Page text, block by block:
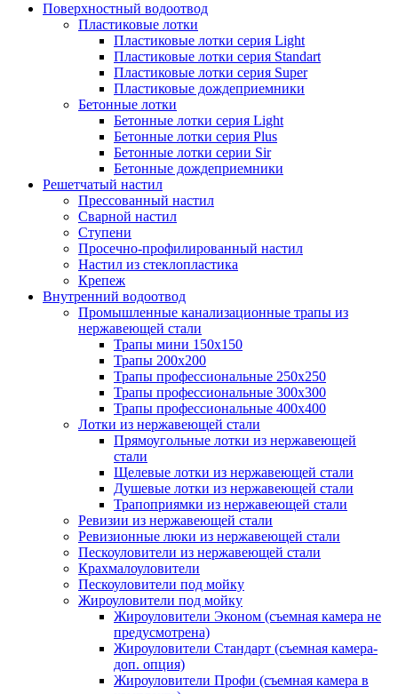
Поверхностный водоотвод
Пластиковые лотки
Пластиковые лотки серия Light
Пластиковые лотки серия Standart
Пластиковые лотки серия Super
Пластиковые дождеприемники
Бетонные лотки
Бетонные лотки серия Light
Бетонные лотки серия Plus
Бетонные лотки серии Sir
Бетонные дождеприемники
Решетчатый настил
Прессованный настил
Сварной настил
Ступени
Просечно-профилированный настил
Настил из стеклопластика
Крепеж
Внутренний водоотвод
Промышленные канализационные трапы из
нержавеющей стали
Трапы мини 150х150
Трапы 200х200
Трапы профессиональные 250х250
Трапы профессиональные 300х300
Трапы профессиональные 400х400
Лотки из нержавеющей стали
Прямоугольные лотки из нержавеющей
стали
Щелевые лотки из нержавеющей стали
Душевые лотки из нержавеющей стали
Трапоприямки из нержавеющей стали
Ревизии из нержавеющей стали
Ревизионные люки из нержавеющей стали
Пескоуловители из нержавеющей стали
Крахмалоуловители
Пескоуловители под мойку
Жироуловители под мойку
Жироуловители Эконом (съемная камера не
предусмотрена)
Жироуловители Стандарт (съемная камера-
доп. опция)
Жироуловители Профи (съемная камера в